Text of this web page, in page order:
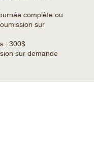
complète ou
sur
: 300$
sur demande